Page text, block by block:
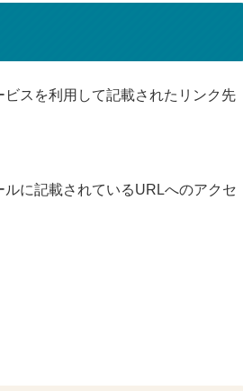
スを利用して記載されたリンク先
に記載されているURLへのアクセ